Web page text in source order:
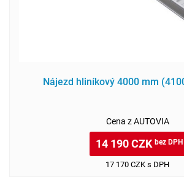
Nájezd hliníkový 4000 mm
Cena z AUTOVIA
14 190 CZKbez DPH
17 170 CZK s DPH